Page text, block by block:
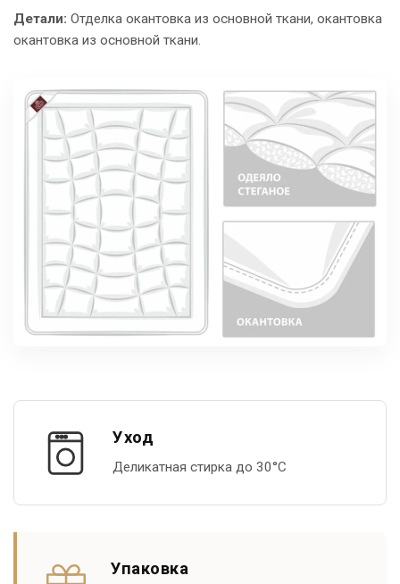
Детали: Отделка окантовка из основной ткани, окантовка
окантовка из основной ткани.
Уход
Деликатная стирка до 30°С
Упаковка